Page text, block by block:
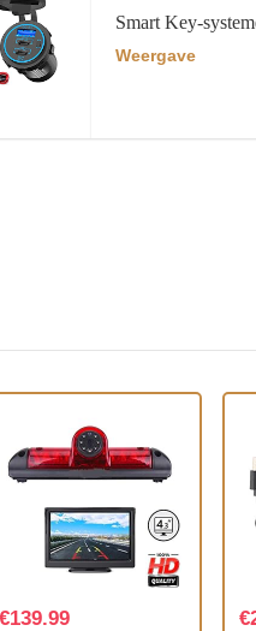
Smart Key-
Weergave
€139.99 €